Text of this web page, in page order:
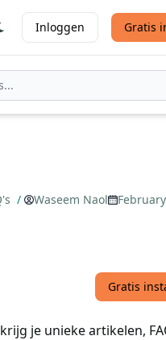
Inloggen Gratis
/ Waseem Naol
Gratis
je unieke artikelen,